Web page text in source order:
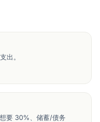
出。
要 30%、储蓄/债务